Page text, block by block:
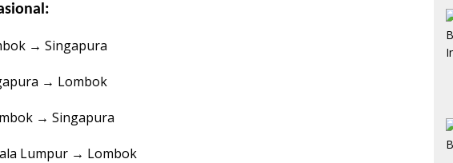
→ Singapura
→ Lombok
→ Singapura
Lumpur → Lombok